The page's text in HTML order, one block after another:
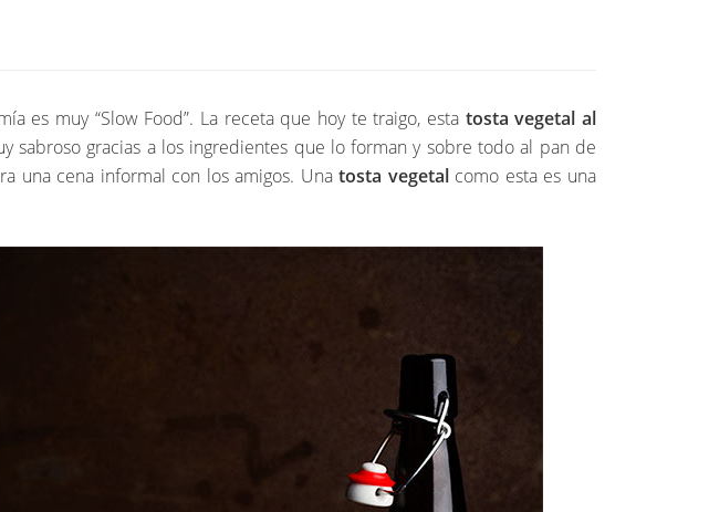
es muy “Slow Food”. La receta que hoy te traigo, esta tosta vegetal al
gracias a los ingredientes que lo forman y sobre todo al pan de
una cena informal con los amigos. Unatosta vegetalcomo esta es una